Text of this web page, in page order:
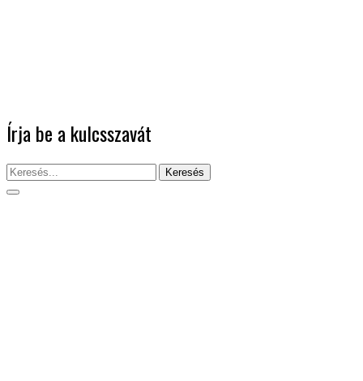
Írja be a kulcsszavát
Keresés